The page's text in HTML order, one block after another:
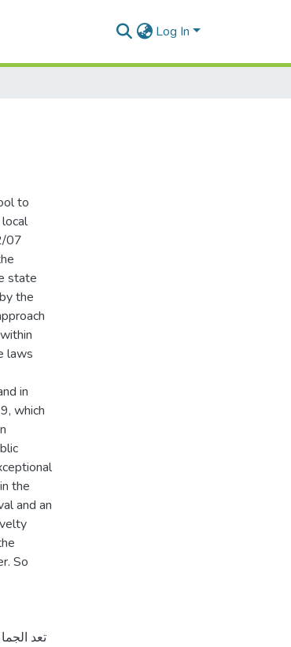
Log In
to
07
state
the
laws
in
which
the
and an
So
تعد